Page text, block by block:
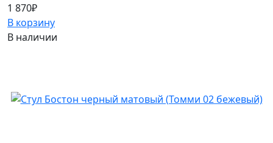
1 870₽
В корзину
В наличии